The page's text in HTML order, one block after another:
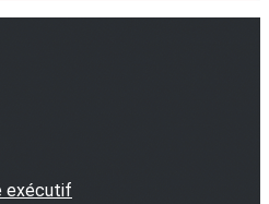
exécutif